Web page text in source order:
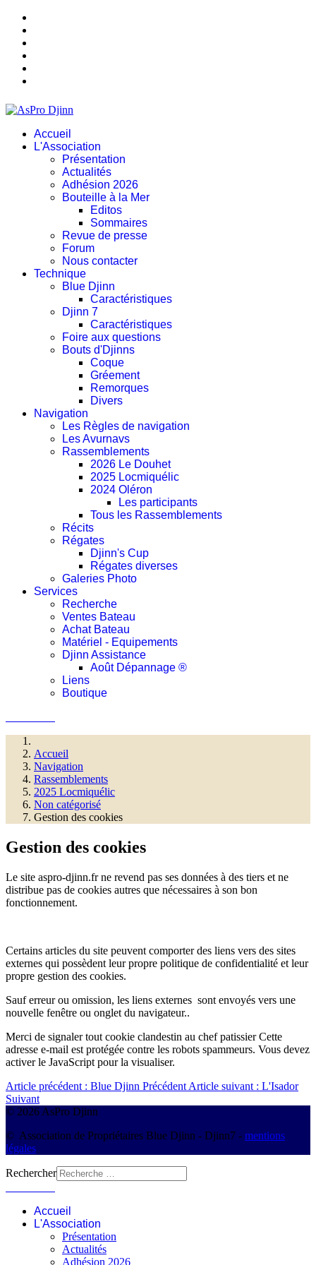
Accueil
L'Association
Présentation
Actualités
Adhésion 2026
Bouteille à la Mer
Editos
Sommaires
Revue de presse
Forum
Nous contacter
Technique
Blue Djinn
Caractéristiques
Djinn 7
Caractéristiques
Foire aux questions
Bouts d'Djinns
Coque
Gréement
Remorques
Divers
Navigation
Les Règles de navigation
Les Avurnavs
Rassemblements
2026 Le Douhet
2025 Locmiquélic
2024 Oléron
Les participants
Tous les Rassemblements
Récits
Régates
Djinn's Cup
Régates diverses
Galeries Photo
Services
Recherche
Ventes Bateau
Achat Bateau
Matériel - Equipements
Djinn Assistance
Août Dépannage ®
Liens
Boutique
Accueil
Navigation
Rassemblements
2025 Locmiquélic
Non catégorisé
Gestion des cookies
Gestion des cookies
Le site aspro-djinn.fr ne revend pas ses données à des tiers et ne
distribue pas de cookies autres que nécessaires à son bon
fonctionnement.
Certains articles du site peuvent comporter des liens vers des sites
externes qui possèdent leur propre politique de confidentialité et leur
propre gestion des cookies.
Sauf erreur ou omission, les liens externes sont envoyés vers une
nouvelle fenêtre ou onglet du navigateur..
Merci de signaler tout cookie clandestin au chef patissierCette
adresse e-mail est protégée contre les robots spammeurs. Vous devez
activer le JavaScript pour la visualiser.
Article précédent : Blue Djinn Précédent Article suivant : L'Isador
Suivant
© 2026 AsPro Djinn
© Association de Propriétaires Blue Djinn - Djinn7 - mentions
légales
Rechercher
Accueil
L'Association
Présentation
Actualités
Adhésion 2026